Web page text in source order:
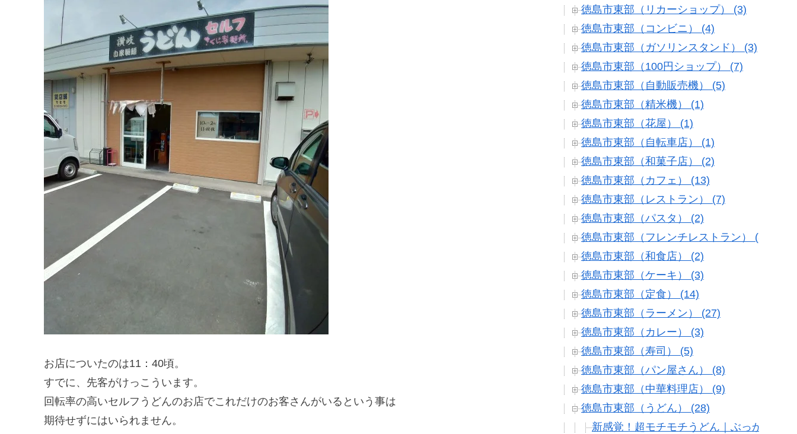
お店についたのは11：40頃。
すでに、先客がけっこういます。
回転率の高いセルフうどんのお店でこれだけのお客さんがいるという事は
期待せずにはいられません。
徳島市東部（リカーショップ） (3)
徳島市東部（コンビニ） (4)
徳島市東部（ガソリンスタンド） (3)
徳島市東部（100円ショップ） (7)
徳島市東部（自動販売機） (5)
徳島市東部（精米機） (1)
徳島市東部（花屋） (1)
徳島市東部（自転車店） (1)
徳島市東部（和菓子店） (2)
徳島市東部（カフェ） (13)
徳島市東部（レストラン） (7)
徳島市東部（パスタ） (2)
徳島市東部（フレンチレストラン） (3)
徳島市東部（和食店） (2)
徳島市東部（ケーキ） (3)
徳島市東部（定食） (14)
徳島市東部（ラーメン） (27)
徳島市東部（カレー） (3)
徳島市東部（寿司） (5)
徳島市東部（パン屋さん） (8)
徳島市東部（中華料理店） (9)
徳島市東部（うどん） (28)
新感覚！超モチモチうどん｜ぶっかけう